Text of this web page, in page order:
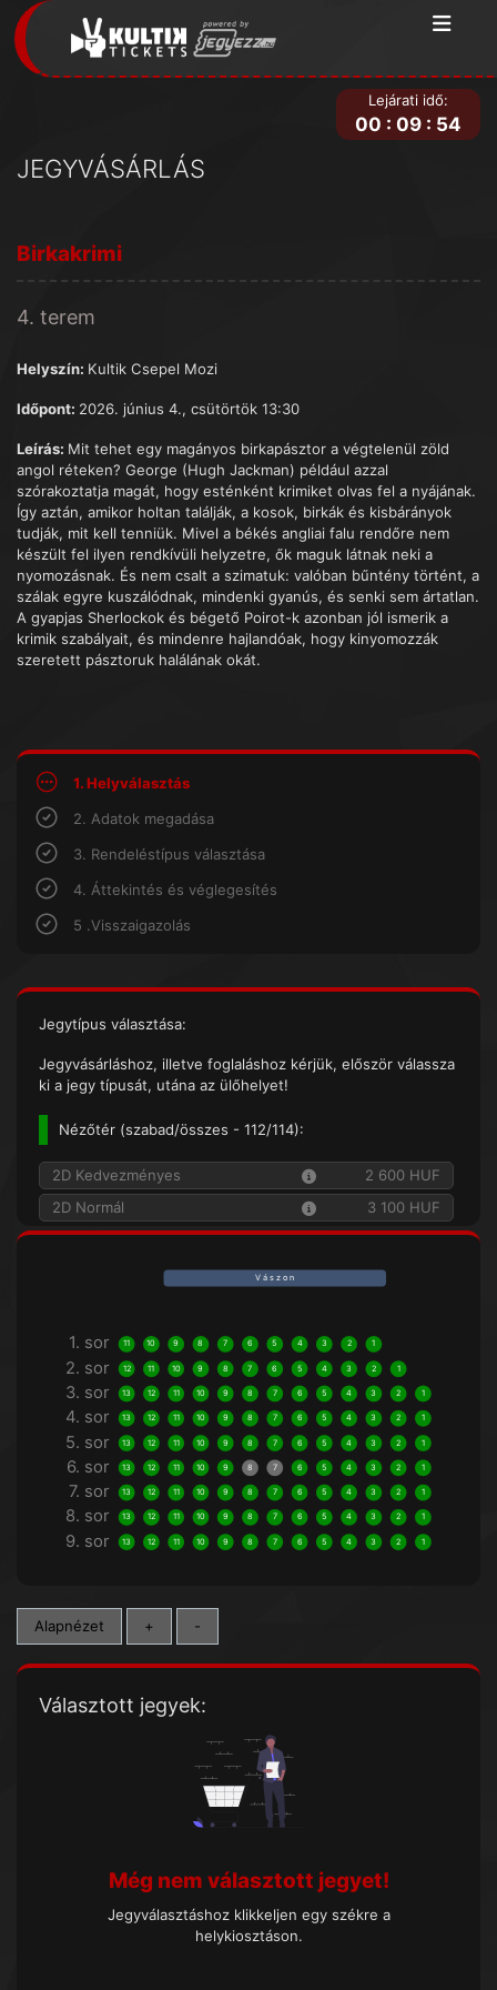
JEGYVÁSÁRLÁS
Lejárati idő:
00 : 09 : 54
Birkakrimi
4. terem
Helyszín: Kultik Csepel Mozi
Időpont: 2026. június 4., csütörtök 13:30
Leírás: Mit tehet egy magányos birkapásztor a végtelenül zöld
angol réteken? George (Hugh Jackman) például azzal
szórakoztatja magát, hogy esténként krimiket olvas fel a nyájának.
Így aztán, amikor holtan találják, a kosok, birkák és kisbárányok
tudják, mit kell tenniük. Mivel a békés angliai falu rendőre nem
készült fel ilyen rendkívüli helyzetre, ők maguk látnak neki a
nyomozásnak. És nem csalt a szimatuk: valóban bűntény történt, a
szálak egyre kuszálódnak, mindenki gyanús, és senki sem ártatlan.
A gyapjas Sherlockok és bégető Poirot-k azonban jól ismerik a
krimik szabályait, és mindenre hajlandóak, hogy kinyomozzák
szeretett pásztoruk halálának okát.
1. Helyválasztás
2. Adatok megadása
3. Rendeléstípus választása
4. Áttekintés és véglegesítés
5 .Visszaigazolás
Jegytípus választása:
Jegyvásárláshoz, illetve foglaláshoz kérjük, először válassza
ki a jegy típusát, utána az ülőhelyet!
Nézőtér (szabad/összes - 112/114):
2D Kedvezményes
2 600 HUF
2D Normál
3 100 HUF
V á s z o n
1. sor 11 10 9 8 7 6 5 4 3 2 1
2. sor 12 11 10 9 8 7 6 5 4 3 2 1
3. sor 13 12 11 10 9 8 7 6 5 4 3 2 1
4. sor 13 12 11 10 9 8 7 6 5 4 3 2 1
5. sor 13 12 11 10 9 8 7 6 5 4 3 2 1
6. sor 13 12 11 10 9 8 7 6 5 4 3 2 1
7. sor 13 12 11 10 9 8 7 6 5 4 3 2 1
8. sor 13 12 11 10 9 8 7 6 5 4 3 2 1
9. sor 13 12 11 10 9 8 7 6 5 4 3 2 1
Alapnézet + -
Választott jegyek:
Még nem választott jegyet!
Jegyválasztáshoz klikkeljen egy székre a
helykiosztáson.